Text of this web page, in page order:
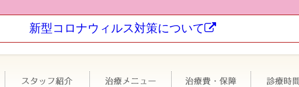
新型コロナウィルス対策について
ついて
極力抜かない・なるべく削らない
スタッフ紹介 治療メニュー 治療費・保証